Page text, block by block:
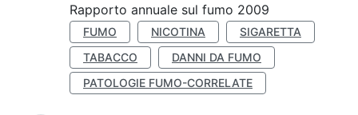
Rapporto annuale sul fumo 2009
FUMO NICOTINA
SIGARETTA
TABACCO
DANNI DA FUMO
PATOLOGIE FUMO-CORRELATE